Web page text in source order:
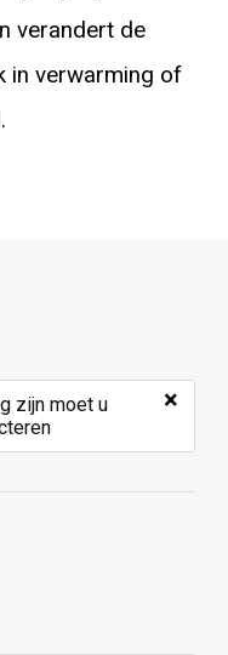
verandert de
in verwarming of
zijn moet u
×